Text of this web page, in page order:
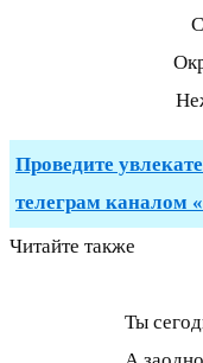
Проведите
телеграм каналом
Читайте также
Ты